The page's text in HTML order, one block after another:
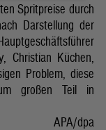
Spritpreise durch
Darstellung der
Christian Küchen,
Problem, diese
großen Teil in
APA/dpa